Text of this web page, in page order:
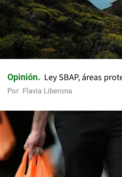
Opinión Ley SBAP, áreas
Por Flavia Liberona